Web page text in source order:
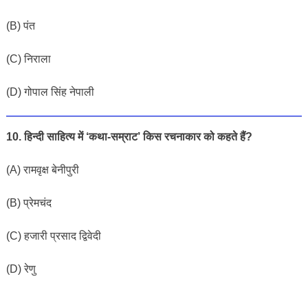
(B) पंत
(C) निराला
(D) गोपाल सिंह नेपाली
10. हिन्दी साहित्य में ‘कथा-सम्राट’ किस रचनाकार को कहते हैं?
(A) रामवृक्ष बेनीपुरी
(B) प्रेमचंद
(C) हजारी प्रसाद द्विवेदी
(D) रेणु